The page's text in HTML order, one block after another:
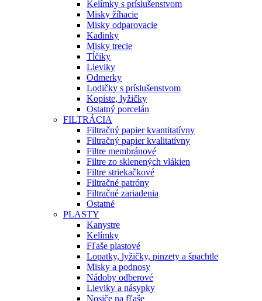
Kelímky s príslušenstvom
Misky žíhacie
Misky odparovacie
Kadinky
Misky trecie
Tĺčiky
Lieviky
Odmerky
Lodičky s príslušenstvom
Kopiste, lyžičky
Ostatný porcelán
FILTRÁCIA
Filtračný papier kvantitatívny
Filtračný papier kvalitatívny
Filtre membránové
Filtre zo sklenených vlákien
Filtre striekačkové
Filtračné patróny
Filtračné zariadenia
Ostatné
PLASTY
Kanystre
Kelímky
Fľaše plastové
Lopatky, lyžičky, pinzety a špachtle
Misky a podnosy
Nádoby odberové
Lieviky a násypky
Nosiče na fľaše